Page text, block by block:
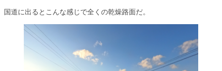
国道に出るとこんな感じで全くの乾燥路面だ。